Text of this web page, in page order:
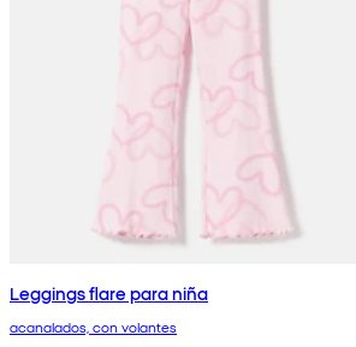
Leggings flare para niña
acanalados, con volantes